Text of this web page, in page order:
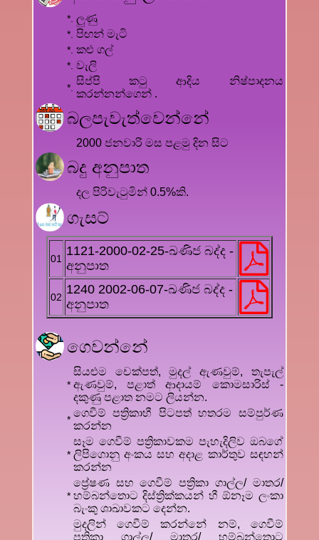
*. ලුණු
*. පිඟන් මැටි
*. කළු ගල්
*. වැලි
*.
සිප්පි කටු ආදිය නිෂ්පාදනය
කරන්නන්ගෙන් .
බලපැවැත්වෙන්නේ
2000 ජනවාරි මස පළමු දින සිට
බදු අනුපාත
දල පිරිවැටුමින් 0.5%කි.
ගැසට්
01
1121-2000-02-25-ඛණිජ බද්ද -
අනුපාත
02
1240 2002-06-07-ඛණිජ බද්ද -
අනුපාත
ගෙවන්නේ
*
සියළුම චෙක්පත්, මුදල් ඇණවුම්, තැපැල්
ඇණවුම්, පළාත් ආදායම් කොමසාරිස් -
දකුණු පළාත නමට ලියන්න.
*
ගෙවීම් පත්‍රිකාහී පිටපත් හතරම සම්පුර්ණ
කරන්න
*
සෑම ගෙවීම් පත්‍රිකාවකම පැහැදිලිව ඔබගේ
ලිපිගොනු අංකය සහ අදාළ කාර්තුව සඳහන්
කරන්න
*
ප්‍රේෂණ සහ ගෙවීම් පත්‍රිකා ගාල්ල/ මාතර/
හම්බන්තොට දිස්ත්‍රික්කයන් හී ඕනෑම ලංකා
බැංකු ශාඛාවකට දෙන්න.
මුදලින් ගෙවීම් කරන්නේ නම්, ගෙවීම්
පත්‍රිකා ගාල්ල/ මාතර/ හම්බන්තොට